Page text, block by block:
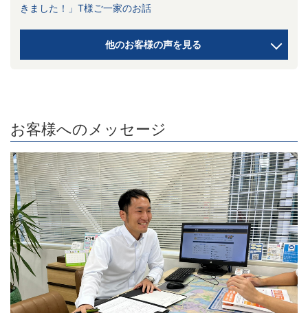
きました！」T様ご一家のお話
他のお客様の声を見る
お客様へのメッセージ